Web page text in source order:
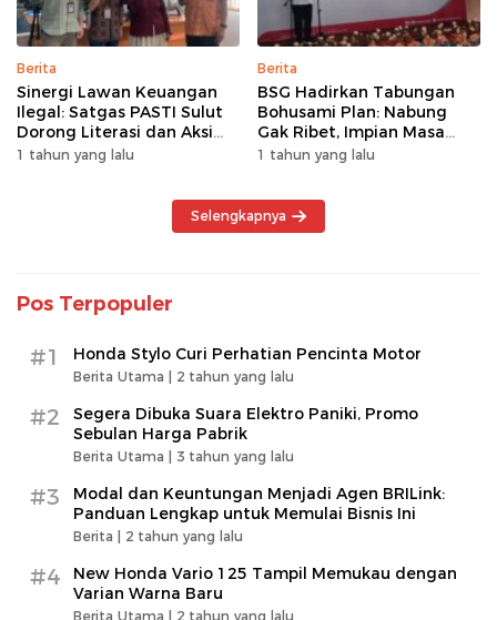
Berita
Sinergi Lawan Keuangan
Ilegal: Satgas PASTI Sulut
Dorong Literasi dan Aksi
Kolektif Masyarakat
1 tahun yang lalu
Berita
BSG Hadirkan Tabungan
Bohusami Plan: Nabung
Gak Ribet, Impian Masa
Depan Makin Dekat!
1 tahun yang lalu
Selengkapnya
Pos Terpopuler
#1 Honda Stylo Curi Perhatian Pencinta Motor
Berita Utama | 2 tahun yang lalu
#2
Segera Dibuka Suara Elektro Paniki, Promo
Sebulan Harga Pabrik
Berita Utama | 3 tahun yang lalu
#3
Modal dan Keuntungan Menjadi Agen BRILink:
Panduan Lengkap untuk Memulai Bisnis Ini
Berita | 2 tahun yang lalu
#4
New Honda Vario 125 Tampil Memukau dengan
Varian Warna Baru
Berita Utama | 2 tahun yang lalu